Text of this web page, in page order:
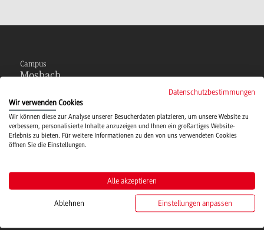
Campus
Mosbach
IT Service
Hochschulsport
Datenschutzbestimmungen
Wir verwenden Cookies
Wir können diese zur Analyse unserer Besucherdaten platzieren, um unsere Website zu
verbessern, personalisierte Inhalte anzuzeigen und Ihnen ein großartiges Website-
Erlebnis zu bieten. Für weitere Informationen zu den von uns verwendeten Cookies
öffnen Sie die Einstellungen.
Alle akzeptieren
Ablehnen Einstellungen anpassen